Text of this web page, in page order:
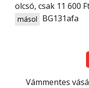
olcsó, csak 11 600
másol BG131afa
Vámmentes